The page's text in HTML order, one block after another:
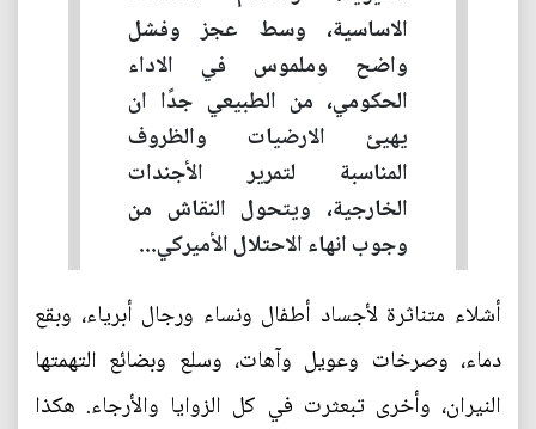
الاساسية، وسط عجز وفشل
واضح وملموس في الاداء
الحكومي، من الطبيعي جدًا ان
يهيئ الارضيات والظروف
المناسبة لتمرير الأجندات
الخارجية، ويتحول النقاش من
وجوب انهاء الاحتلال الأميركي...
أشلاء متناثرة لأجساد أطفال ونساء ورجال أبرياء، وبقع
دماء، وصرخات وعويل وآهات، وسلع وبضائع التهمتها
النيران، وأخرى تبعثرت في كل الزوايا والأرجاء. هكذا